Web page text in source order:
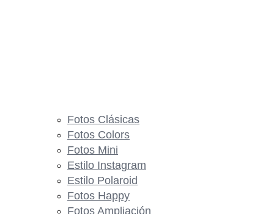
Fotos Clásicas
Fotos Colors
Fotos Mini
Estilo Instagram
Estilo Polaroid
Fotos Happy
Fotos Ampliación